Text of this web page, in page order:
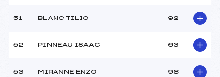
51 BLANC TILIO 92
52 PINNEAU ISAAC 63
53 MIRANNE ENZO 98